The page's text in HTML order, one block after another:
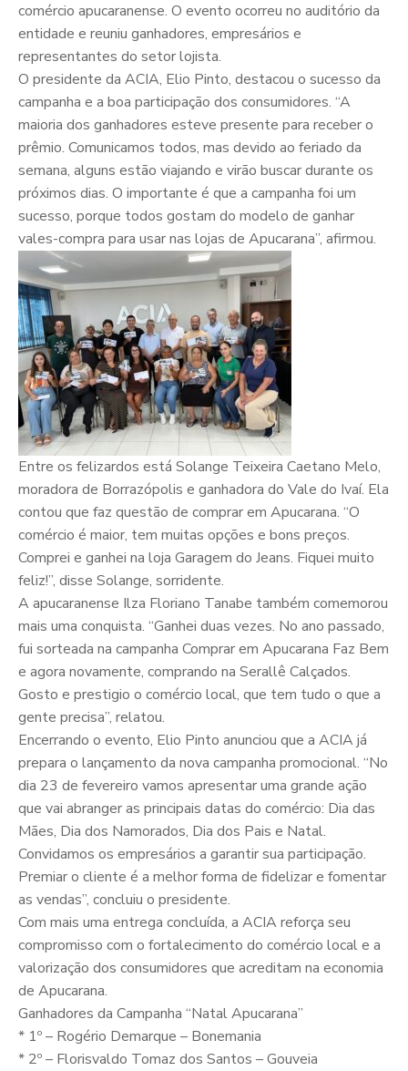
comércio apucaranense. O evento ocorreu no auditório da
entidade e reuniu ganhadores, empresários e
representantes do setor lojista.
O presidente da ACIA, Elio Pinto, destacou o sucesso da
campanha e a boa participação dos consumidores. “A
maioria dos ganhadores esteve presente para receber o
prêmio. Comunicamos todos, mas devido ao feriado da
semana, alguns estão viajando e virão buscar durante os
próximos dias. O importante é que a campanha foi um
sucesso, porque todos gostam do modelo de ganhar
vales-compra para usar nas lojas de Apucarana”, afirmou.
Entre os felizardos está Solange Teixeira Caetano Melo,
moradora de Borrazópolis e ganhadora do Vale do Ivaí. Ela
contou que faz questão de comprar em Apucarana. “O
comércio é maior, tem muitas opções e bons preços.
Comprei e ganhei na loja Garagem do Jeans. Fiquei muito
feliz!”, disse Solange, sorridente.
A apucaranense Ilza Floriano Tanabe também comemorou
mais uma conquista. “Ganhei duas vezes. No ano passado,
fui sorteada na campanha Comprar em Apucarana Faz Bem
e agora novamente, comprando na Serallê Calçados.
Gosto e prestigio o comércio local, que tem tudo o que a
gente precisa”, relatou.
Encerrando o evento, Elio Pinto anunciou que a ACIA já
prepara o lançamento da nova campanha promocional. “No
dia 23 de fevereiro vamos apresentar uma grande ação
que vai abranger as principais datas do comércio: Dia das
Mães, Dia dos Namorados, Dia dos Pais e Natal.
Convidamos os empresários a garantir sua participação.
Premiar o cliente é a melhor forma de fidelizar e fomentar
as vendas”, concluiu o presidente.
Com mais uma entrega concluída, a ACIA reforça seu
compromisso com o fortalecimento do comércio local e a
valorização dos consumidores que acreditam na economia
de Apucarana.
Ganhadores da Campanha “Natal Apucarana”
* 1º – Rogério Demarque – Bonemania
* 2º – Florisvaldo Tomaz dos Santos – Gouveia